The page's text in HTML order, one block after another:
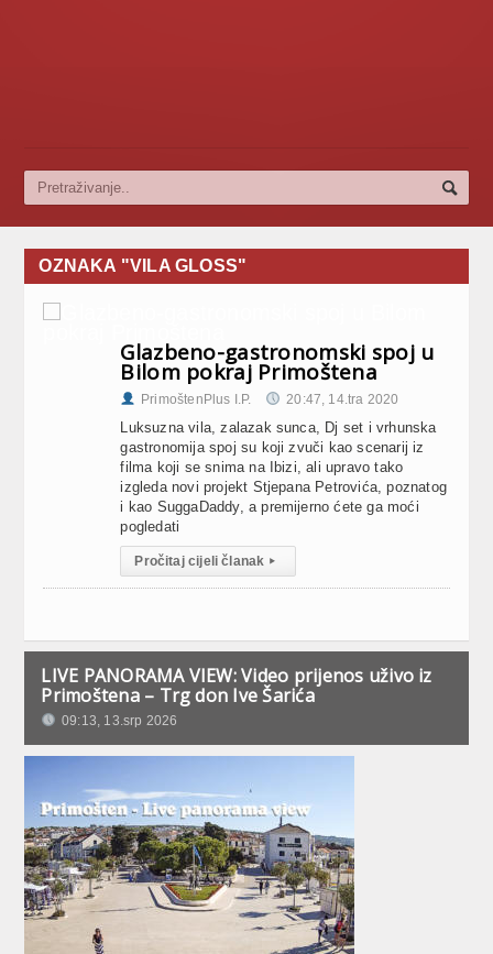
OZNAKA "VILA GLOSS"
Glazbeno-gastronomski spoj u
Bilom pokraj Primoštena
PrimoštenPlus I.P. 20:47, 14.tra 2020
Luksuzna vila, zalazak sunca, Dj set i vrhunska
gastronomija spoj su koji zvuči kao scenarij iz
filma koji se snima na Ibizi, ali upravo tako
izgleda novi projekt Stjepana Petrovića, poznatog
i kao SuggaDaddy, a premijerno ćete ga moći
pogledati
Pročitaj cijeli članak ▸
LIVE PANORAMA VIEW: Video prijenos uživo iz
Primoštena – Trg don Ive Šarića
09:13, 13.srp 2026